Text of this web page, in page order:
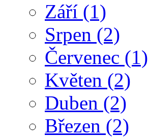
Září (1)
Srpen (2)
Červenec (1)
Květen (2)
Duben (2)
Březen (2)